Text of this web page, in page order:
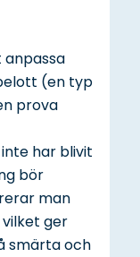
(en typ
prova
har blivit
bör
man
ger
smärta och